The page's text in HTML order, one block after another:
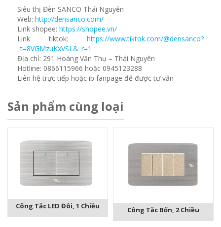
Siêu thị Đèn SANCO Thái Nguyên
Web: http://densanco.com/
Link shopee: https://shopee.vn/
Link tiktok: https://www.tiktok.com/@densanco?
_t=8VGMzuKxVSL&_r=1
Địa chỉ: 291 Hoàng Văn Thụ – Thái Nguyên
Hotline: 0866115966 hoặc 0945123288
Liên hệ trực tiếp hoặc ib fanpage để được tư vấn
Sản phẩm cùng loại
Công Tắc LED Đôi, 1 Chiều Công Tắc Bốn, 2 Chiều